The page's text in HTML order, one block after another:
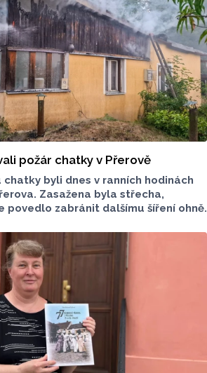
požár chatky v Přerově
chatky byli dnes v ranních hodinách
Zasažena byla střecha,
povedlo zabránit dalšímu šíření ohně.